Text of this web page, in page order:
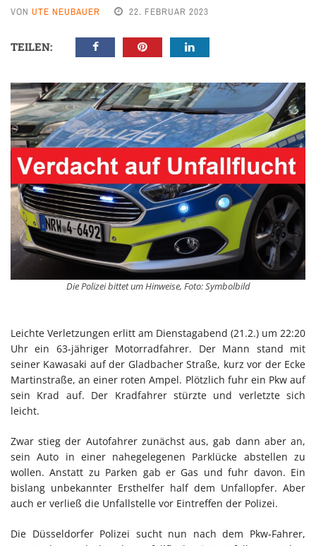
VON UTE NEUBAUER 22. FEBRUAR 2023
TEILEN:
Die Polizei bittet um Hinweise, Foto: Symbolbild
Leichte Verletzungen erlitt am Dienstagabend (21.2.) um 22:20
Uhr ein 63-jähriger Motorradfahrer. Der Mann stand mit
seiner Kawasaki auf der Gladbacher Straße, kurz vor der Ecke
Martinstraße, an einer roten Ampel. Plötzlich fuhr ein Pkw auf
sein Krad auf. Der Kradfahrer stürzte und verletzte sich
leicht.
Zwar stieg der Autofahrer zunächst aus, gab dann aber an,
sein Auto in einer nahegelegenen Parklücke abstellen zu
wollen. Anstatt zu Parken gab er Gas und fuhr davon. Ein
bislang unbekannter Ersthelfer half dem Unfallopfer. Aber
auch er verließ die Unfallstelle vor Eintreffen der Polizei.
Die Düsseldorfer Polizei sucht nun nach dem Pkw-Fahrer,